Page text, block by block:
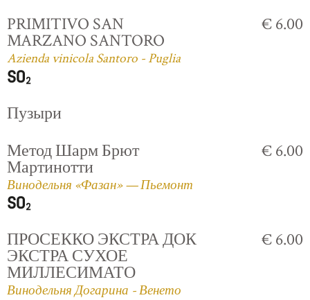
PRIMITIVO SAN
MARZANO SANTORO
Azienda vinicola Santoro - Puglia
€ 6.00
Пузыри
Метод Шарм Брют
Мартинотти
Винодельня «Фазан» — Пьемонт
€ 6.00
ПРОСЕККО ЭКСТРА ДОК
ЭКСТРА СУХОЕ
МИЛЛЕСИМАТО
Винодельня Догарина - Венето
€ 6.00